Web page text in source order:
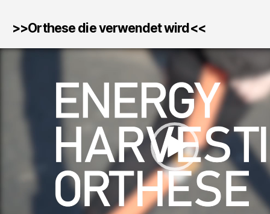
>>Orthese die verwendet wird<<
V